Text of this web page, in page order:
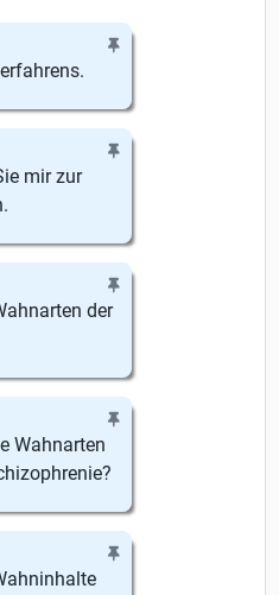
mir zur
der
Wahnarten